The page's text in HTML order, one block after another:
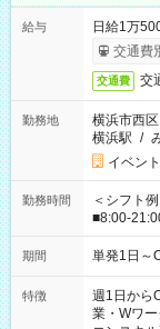
給与
日給1万
交通費
交通費 交
勤務地
横浜市西区
横浜駅 /
イベン
勤務時間
＜シフト
■8:00-
期間 単発1日～
特徴 週1日から
業・Wワ